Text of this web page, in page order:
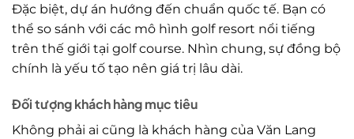
Đặc biệt, dự án hướng đến chuẩn quốc tế. Bạn có
thể so sánh với các mô hình golf resort nổi tiếng
trên thế giới tại golf course. Nhìn chung, sự đồng bộ
chính là yếu tố tạo nên giá trị lâu dài.
Đối tượng khách hàng mục tiêu
Không phải ai cũng là khách hàng của Văn Lang